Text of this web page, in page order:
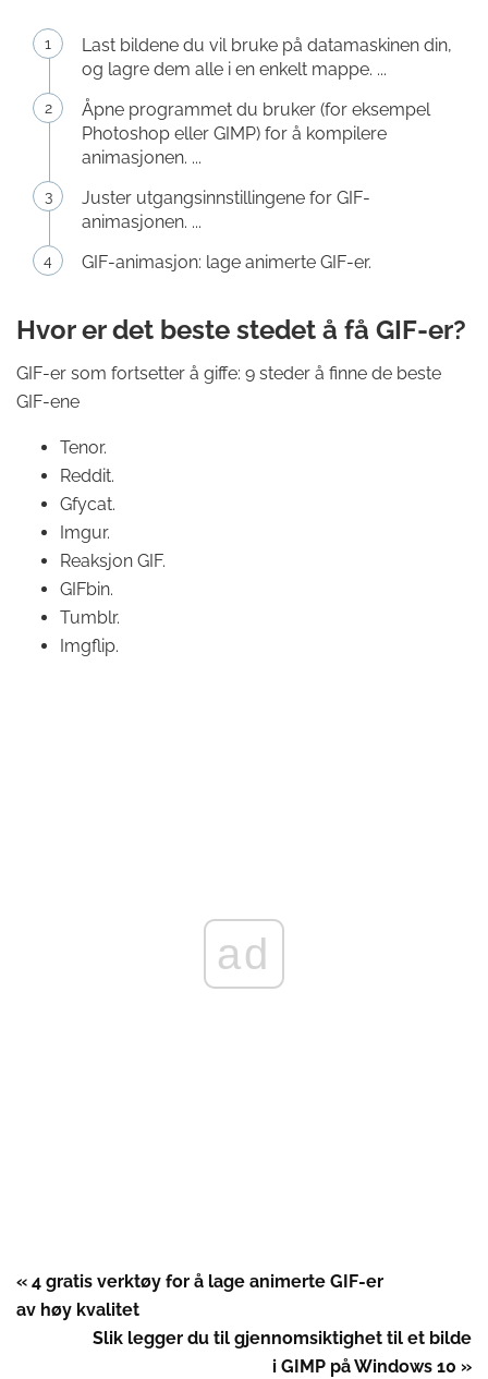
Last bildene du vil bruke på datamaskinen din,
og lagre dem alle i en enkelt mappe. ...
Åpne programmet du bruker (for eksempel
Photoshop eller GIMP) for å kompilere
animasjonen. ...
Juster utgangsinnstillingene for GIF-
animasjonen. ...
GIF-animasjon: lage animerte GIF-er.
Hvor er det beste stedet å få GIF-er?
GIF-er som fortsetter å giffe: 9 steder å finne de beste
GIF-ene
Tenor.
Reddit.
Gfycat.
Imgur.
Reaksjon GIF.
GIFbin.
Tumblr.
Imgflip.
ad
« 4 gratis verktøy for å lage animerte GIF-er
av høy kvalitet
Slik legger du til gjennomsiktighet til et bilde
i GIMP på Windows 10 »